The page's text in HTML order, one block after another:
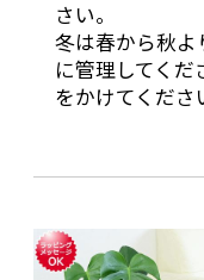
さい。
冬は春から秋
に管理してく
をかけてくださ